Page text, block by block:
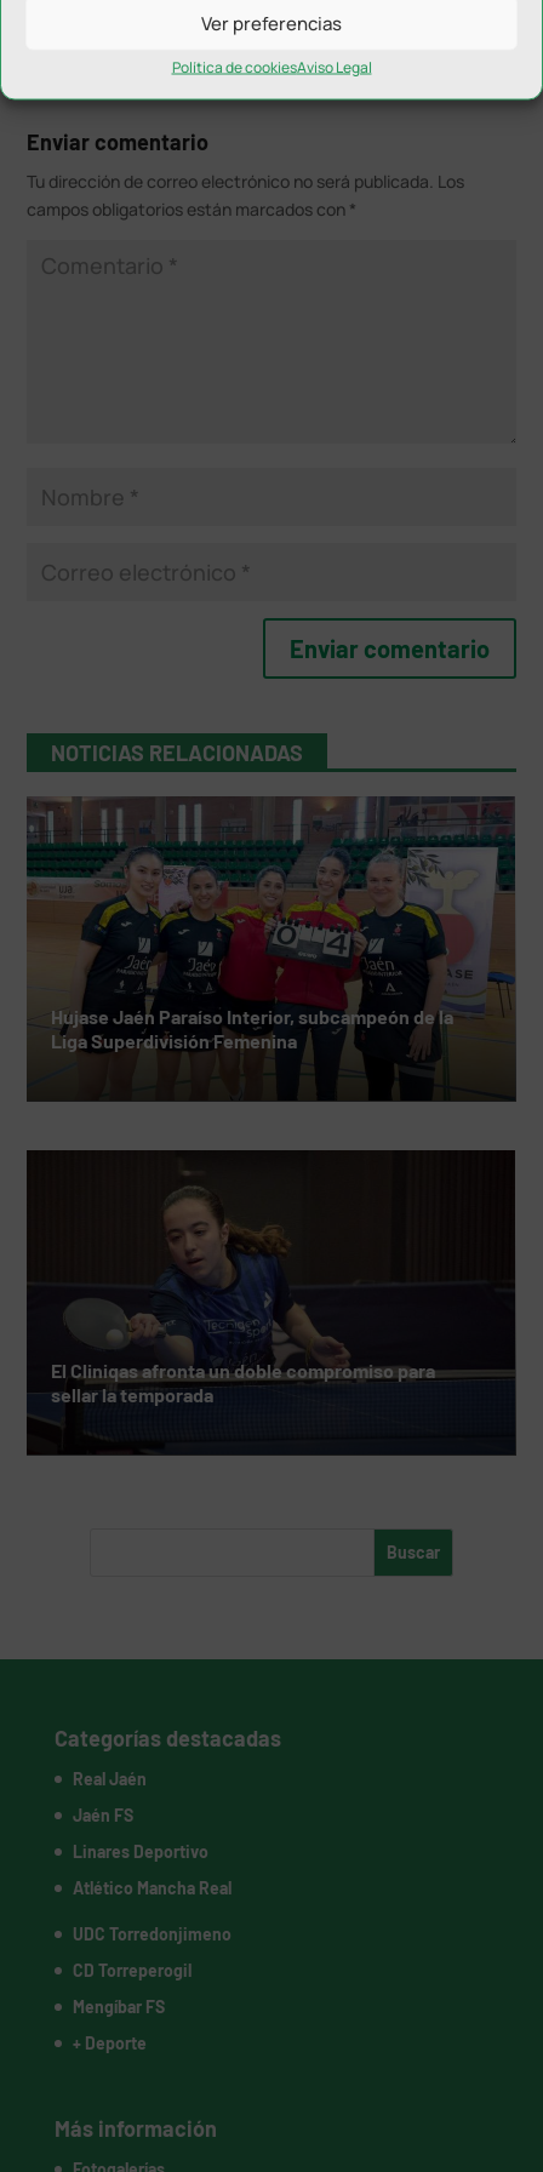
Ver preferencias
Política de cookiesAviso Legal
Enviar comentario
Tu dirección de correo electrónico no será publicada. Los
campos obligatorios están marcados con *
NOTICIAS RELACIONADAS
Hujase Jaén Paraíso Interior, subcampeón de la
Liga Superdivisión Femenina
El Cliniqas afronta un doble compromiso para
sellar la temporada
Categorías destacadas
Real Jaén
Jaén FS
Linares Deportivo
Atlético Mancha Real
UDC Torredonjimeno
CD Torreperogil
Mengíbar FS
+ Deporte
Más información